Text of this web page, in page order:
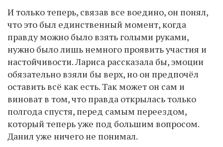
И только теперь, связав все воедино, он понял,
что это был единственный момент, когда
правду можно было взять голыми руками,
нужно было лишь немного проявить участия и
настойчивости. Лариса рассказала бы, эмоции
обязательно взяли бы верх, но он предпочёл
оставить всё как есть. Так может он сам и
виноват в том, что правда открылась только
полгода спустя, перед самым переездом,
который теперь уже под большим вопросом.
Данил уже ничего не понимал.